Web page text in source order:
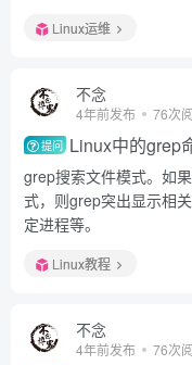
Linux运维
不念
4年前发布 76次
提问 Linux中的grep
grep搜索文件模式。如
式，则grep突出显示相
定进程等。
Linux教程
不念
4年前发布 76次